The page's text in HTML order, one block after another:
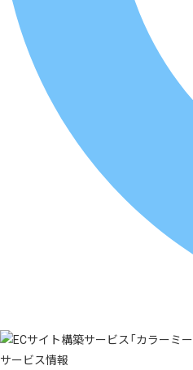
サービス情報